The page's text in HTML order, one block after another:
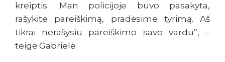
kreiptis. Man policijoje buvo pasakyta,
rašykite pareiškimą, pradėsime tyrimą. Aš
tikrai nerašysiu pareiškimo savo vardu”, –
teigė Gabrielė.